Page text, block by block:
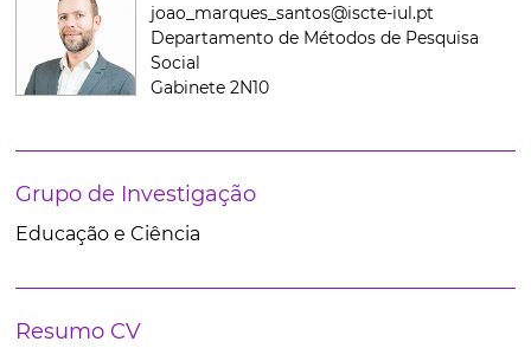
joao_marques_santos@iscte-iul.pt
Departamento de Métodos de Pesquisa
Social
Gabinete 2N10
Grupo de Investigação
Educação e Ciência
Resumo CV